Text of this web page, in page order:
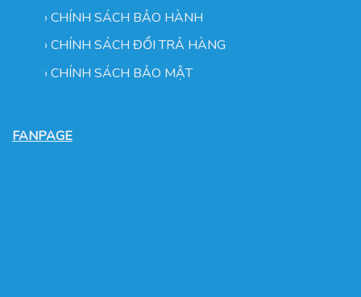
›CHÍNH SÁCH BẢO HÀNH
›CHÍNH SÁCH ĐỔI TRẢ HÀNG
›CHÍNH SÁCH BẢO MẬT
FANPAGE